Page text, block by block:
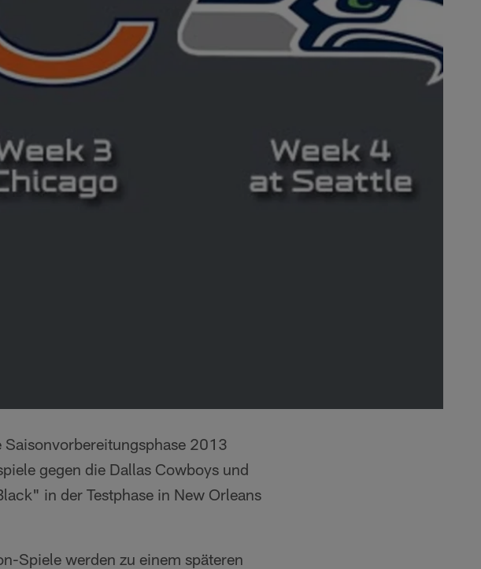
2013
gegen die Dallas Cowboys und
in der Testphase in New Orleans
Spiele werden zu einem späteren